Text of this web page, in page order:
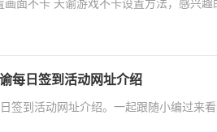
面不卡 天谕游戏不卡设置方法，感兴趣
每日签到活动网址介绍
签到活动网址介绍。一起跟随小编过来